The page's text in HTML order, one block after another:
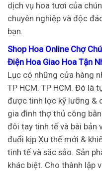
dịch vụ hoa tươi của
chuyên nghiệp và độc
bạn.
Shop Hoa Online Chợ
Điện Hoa Giao Hoa Tận
Lục có những cửa hàng
TP HCM. TP HCM. Đó là
được tinh lọc kỹ lưỡng &
gia đình thợ thủ công
đôi tay tinh tế và bài bản
đuổi kịp Xu thế mới &
tinh tế và sắc sảo. Sản
khác biệt. Cho thành lập